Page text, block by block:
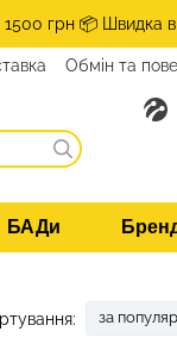
грн 📦 Швидка
Обмін та
БАДи
за